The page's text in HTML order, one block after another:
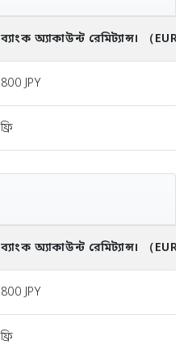
ব্যাংক অ্যাকাউন্ট রেমিট্যান্স। （EUR
800 JPY
ফ্রি
ব্যাংক অ্যাকাউন্ট রেমিট্যান্স। （EUR
800 JPY
ফ্রি